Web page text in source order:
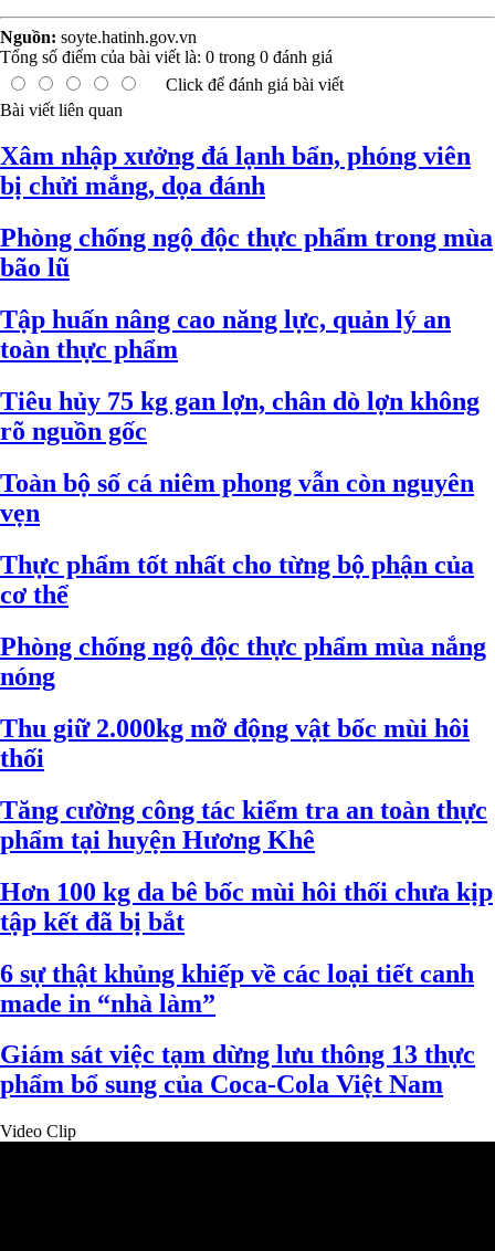
Nguồn: soyte.hatinh.gov.vn
Tổng số điểm của bài viết là: 0 trong 0 đánh giá
Click để đánh giá bài viết
Bài viết liên quan
Xâm nhập xưởng đá lạnh bẩn, phóng viên
bị chửi mắng, dọa đánh
Phòng chống ngộ độc thực phẩm trong mùa
bão lũ
Tập huấn nâng cao năng lực, quản lý an
toàn thực phẩm
Tiêu hủy 75 kg gan lợn, chân dò lợn không
rõ nguồn gốc
Toàn bộ số cá niêm phong vẫn còn nguyên
vẹn
Thực phẩm tốt nhất cho từng bộ phận của
cơ thể
Phòng chống ngộ độc thực phẩm mùa nắng
nóng
Thu giữ 2.000kg mỡ động vật bốc mùi hôi
thối
Tăng cường công tác kiểm tra an toàn thực
phẩm tại huyện Hương Khê
Hơn 100 kg da bê bốc mùi hôi thối chưa kịp
tập kết đã bị bắt
6 sự thật khủng khiếp về các loại tiết canh
made in “nhà làm”
Giám sát việc tạm dừng lưu thông 13 thực
phẩm bổ sung của Coca-Cola Việt Nam
Video Clip